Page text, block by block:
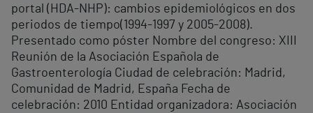
portal (HDA-NHP): cambios epidemiológicos en dos
periodos de tiempo(1994-1997 y 2005-2008).
Presentado como póster Nombre del congreso: XIII
Reunión de la Asociación Española de
Gastroenterología Ciudad de celebración: Madrid,
Comunidad de Madrid, España Fecha de
celebración: 2010 Entidad organizadora: Asociación